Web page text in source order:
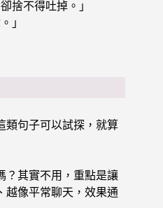
捨不得吐掉。」
」
類句子可以試探，就算
？其實不用，重點是讓
越像平常聊天，效果通